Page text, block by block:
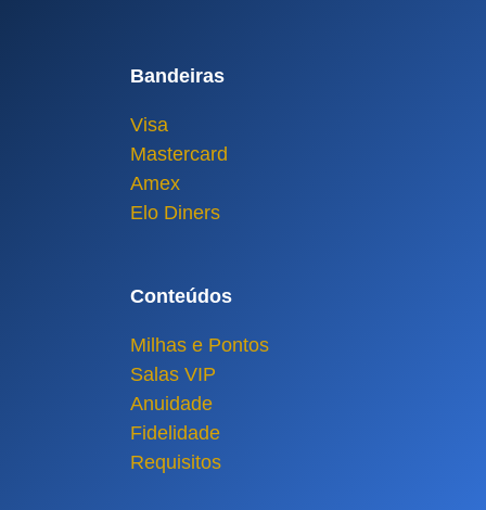
Bandeiras
Visa
Mastercard
Amex
Elo Diners
Conteúdos
Milhas e Pontos
Salas VIP
Anuidade
Fidelidade
Requisitos